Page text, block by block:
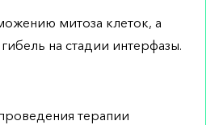
митоза клеток, а
на стадии интерфазы.
терапии